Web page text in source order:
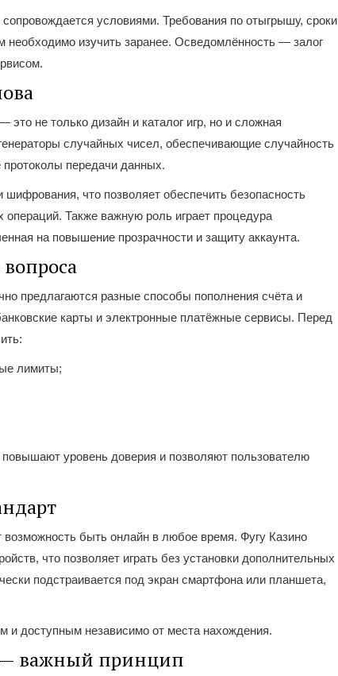
условиями. Требования по отыгрышу, сроки
необходимо изучить заранее. Осведомлённость — залог
не только дизайн и каталог игр, но и сложная
случайных чисел, обеспечивающие случайность
передачи данных.
шифрования, что позволяет обеспечить безопасность
Также важную роль играет процедура
на повышение прозрачности и защиту аккаунта.
предлагаются разные способы пополнения счёта и
карты и электронные платёжные сервисы. Перед
лимиты;
уровень доверия и позволяют пользователю
быть онлайн в любое время. Фугу Казино
что позволяет играть без установки дополнительных
подстраивается под экран смартфона или планшета,
и доступным независимо от места нахождения.
— важный принцип